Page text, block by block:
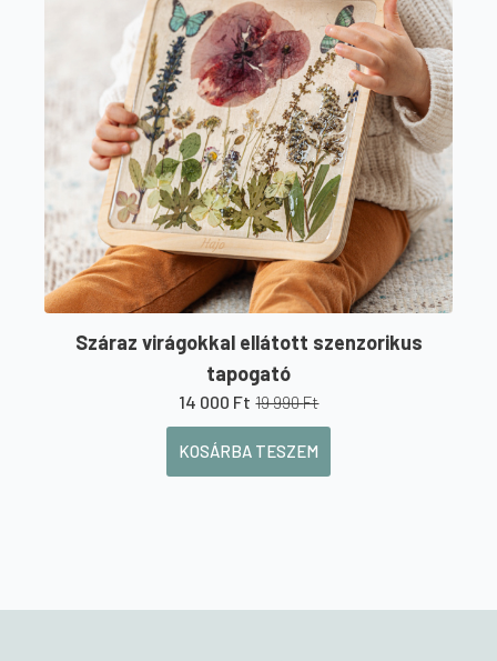
Száraz virágokkal ellátott szenzorikus
tapogató
19 990Ft
Original
price
was:
19
14 000 FtCurrent
price
is:
14
KOSÁRBA TESZEM